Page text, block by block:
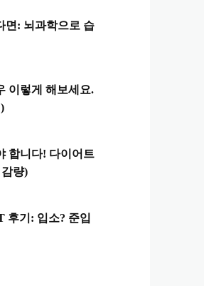
면: 뇌과학으로 습
이렇게 해보세요.
합니다! 다이어트
량)
후기: 입소? 준입